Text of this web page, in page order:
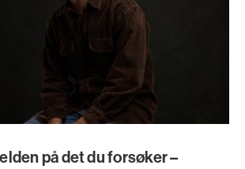
på det du forsøker –